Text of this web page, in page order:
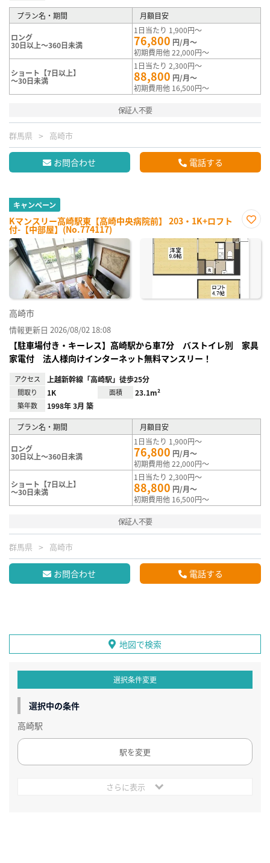
プラン名・期間 月額目安
ロング
30日以上～360日未満
1日当たり 1,900円～
76,800 円/月～
初期費用他 22,000円～
ショート【7日以上】
～30日未満
1日当たり 2,300円～
88,800 円/月～
初期費用他 16,500円～
保証人不要
群馬県 高崎市
お問合わせ 電話する
キャンペーン
Kマンスリー高崎駅東【高崎中央病院前】 203・1K+ロフト
付-【中部屋】(No.774117)
に入
高崎市
情報更新日 2026/08/02 18:08
【駐車場付き・キーレス】高崎駅から車7分 バストイレ別 家具
家電付 法人様向けインターネット無料マンスリー！
アクセス 上越新幹線「高崎駅」徒歩25分
間取り 1K 面積 23.1m²
築年数 1998年 3月 築
プラン名・期間 月額目安
ロング
30日以上～360日未満
1日当たり 1,900円～
76,800 円/月～
初期費用他 22,000円～
ショート【7日以上】
～30日未満
1日当たり 2,300円～
88,800 円/月～
初期費用他 16,500円～
保証人不要
群馬県 高崎市
お問合わせ 電話する
地図で検索
選択条件変更
選択中の条件
高崎駅
駅を変更
さらに表示